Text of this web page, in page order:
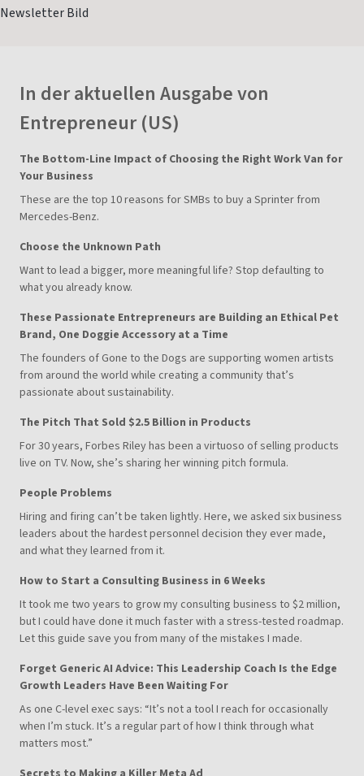
In der aktuellen Ausgabe von
Entrepreneur (US)
The Bottom-Line Impact of Choosing the Right Work Van for
Your Business
These are the top 10 reasons for SMBs to buy a Sprinter from
Mercedes-Benz.
Choose the Unknown Path
Want to lead a bigger, more meaningful life? Stop defaulting to
what you already know.
These Passionate Entrepreneurs are Building an Ethical Pet
Brand, One Doggie Accessory at a Time
The founders of Gone to the Dogs are supporting women artists
from around the world while creating a community that’s
passionate about sustainability.
The Pitch That Sold $2.5 Billion in Products
For 30 years, Forbes Riley has been a virtuoso of selling products
live on TV. Now, she’s sharing her winning pitch formula.
People Problems
Hiring and firing can’t be taken lightly. Here, we asked six business
leaders about the hardest personnel decision they ever made,
and what they learned from it.
How to Start a Consulting Business in 6 Weeks
It took me two years to grow my consulting business to $2 million,
but I could have done it much faster with a stress-tested roadmap.
Let this guide save you from many of the mistakes I made.
Forget Generic AI Advice: This Leadership Coach Is the Edge
Growth Leaders Have Been Waiting For
As one C-level exec says: “It’s not a tool I reach for occasionally
when I’m stuck. It’s a regular part of how I think through what
matters most.”